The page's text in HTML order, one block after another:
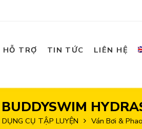
HỖ TRỢ TIN TỨC LIÊN HỆ
DỤNG CỤ TẬP LUYỆN Ván Bơi &